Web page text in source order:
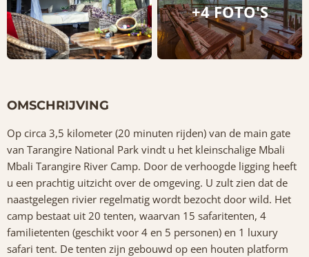
+4 FOTO'S
OMSCHRIJVING
Op circa 3,5 kilometer (20 minuten rijden) van de main gate
van Tarangire National Park vindt u het kleinschalige Mbali
Mbali Tarangire River Camp. Door de verhoogde ligging heeft
u een prachtig uitzicht over de omgeving. U zult zien dat de
naastgelegen rivier regelmatig wordt bezocht door wild. Het
camp bestaat uit 20 tenten, waarvan 15 safaritenten, 4
familietenten (geschikt voor 4 en 5 personen) en 1 luxury
safari tent. De tenten zijn gebouwd op een houten platform